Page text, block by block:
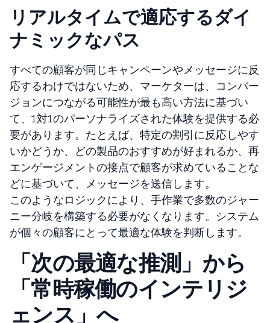
リアルタイムで適応するダイ
ナミックなパス
すべての顧客が同じキャンペーンやメッセージに反
応するわけではないため、マーケターは、コンバー
ジョンにつながる可能性が最も高い方法に基づい
て、1対1のパーソナライズされた体験を提供する必
要があります。たとえば、特定の割引に反応しやす
いかどうか、どの製品のおすすめが好まれるか、再
エンゲージメントの接点で顧客が求めていることな
どに基づいて、メッセージを送信します。
このようなロジックにより、手作業で多数のジャー
ニー分岐を構築する必要がなくなります。システム
が個々の顧客にとって最適な体験を判断します。
「次の最適な推測」から
「常時稼働のインテリジ
ェンス」へ